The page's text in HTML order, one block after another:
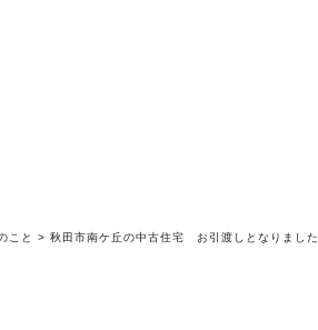
こと > 秋田市南ケ丘の中古住宅 お引渡しとなりました